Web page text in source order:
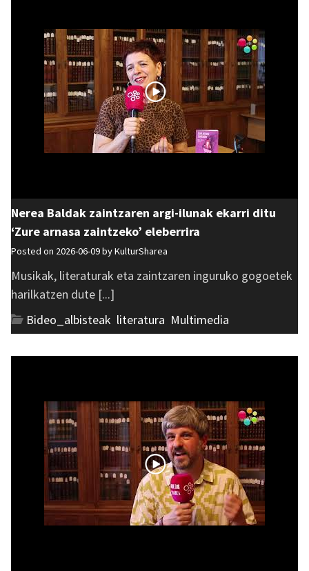
Nerea Baldak zaintzaren argi-ilunak ekarri ditu
‘Zure arnasa zaintzeko’ eleberrira
Posted on 2026-06-09 byKulturSharea
Musikak, literaturak eta zaintzaren inguruko gogoetek
harilkatzen dute [...]
Bideo_albisteak literatura Multimedia